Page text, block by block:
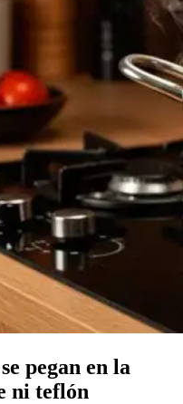
pegan en la
ni teflón